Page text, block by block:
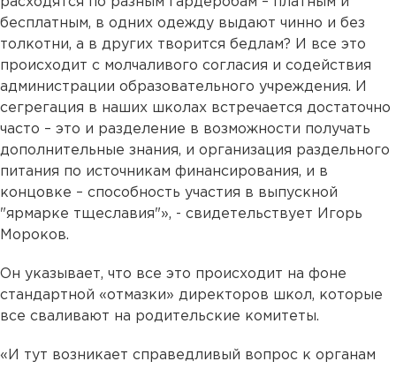
бесплатным, в одних одежду выдают чинно и без
толкотни, а в других творится бедлам? И все это
происходит с молчаливого согласия и содействия
администрации образовательного учреждения. И
сегрегация в наших школах встречается достаточно
часто – это и разделение в возможности получать
дополнительные знания, и организация раздельного
питания по источникам финансирования, и в
концовке – способность участия в выпускной
"ярмарке тщеславия"», - свидетельствует Игорь
Мороков.
Он указывает, что все это происходит на фоне
стандартной «отмазки» директоров школ, которые
все сваливают на родительские комитеты.
«И тут возникает справедливый вопрос к органам